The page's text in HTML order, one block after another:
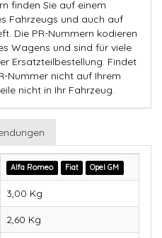
finden Sie auf einem
Fahrzeugs und auch auf
Die PR-Nummern kodieren
Wagens und sind für viele
Ersatzteilbestellung. Findet
Nummer nicht auf Ihrem
nicht in Ihr Fahrzeug.
Alfa Romeo Fiat Opel GM
3,00 Kg
2,60 Kg